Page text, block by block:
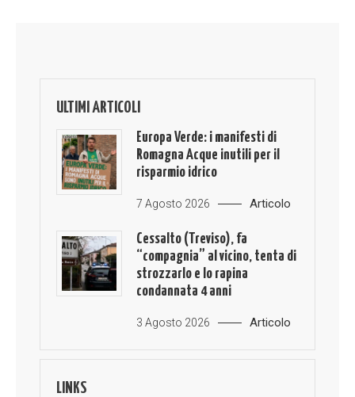
ULTIMI ARTICOLI
Europa Verde: i manifesti di
Romagna Acque inutili per il
risparmio idrico
7 Agosto 2026 Articolo
Cessalto (Treviso), fa
“compagnia” al vicino, tenta di
strozzarlo e lo rapina
condannata 4 anni
3 Agosto 2026 Articolo
LINKS